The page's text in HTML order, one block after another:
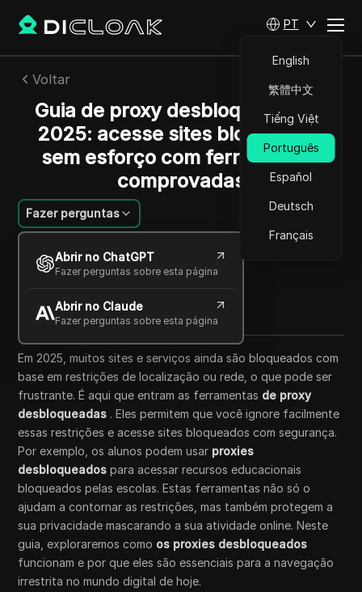
PT
English
繁體中文
Tiếng Việt
Português
Español
Deutsch
Français
Voltar
Guia de proxy desbloqueado de
2025: acesse sites bloqueados
sem esforço com ferramentas
comprovadas
Fazer perguntas
Abrir no ChatGPT
Fazer perguntas sobre esta página
Abrir no Claude
Fazer perguntas sobre esta página
Alexey Sidorov
23 set 2025 6 min de leitura
Copy Link
Em 2025, muitos sites e serviços ainda são bloqueados com
base em restrições de localização ou rede, o que pode ser
frustrante. É aqui que entram as ferramentas de proxy
desbloqueadas . Eles permitem que você ignore facilmente
essas restrições e acesse sites bloqueados com segurança.
Por exemplo, os alunos podem usar proxies
desbloqueados para acessar recursos educacionais
bloqueados pelas escolas. Estas ferramentas não só o
ajudam a contornar as restrições, mas também protegem a
sua privacidade mascarando a sua atividade online. Neste
guia, exploraremos como os proxies desbloqueados
funcionam e por que eles são essenciais para a navegação
irrestrita no mundo digital de hoje.